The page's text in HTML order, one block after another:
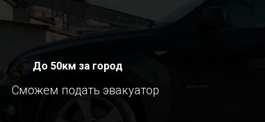
До 50км за город
Сможем подать эвакуатор